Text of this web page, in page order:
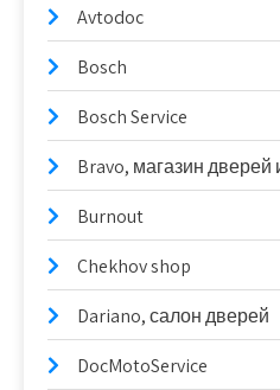
Avtodoc
Bosch
Bosch Service
Bravo, магазин дверей
Burnout
Chekhov shop
Dariano, салон дверей
DocMotoService